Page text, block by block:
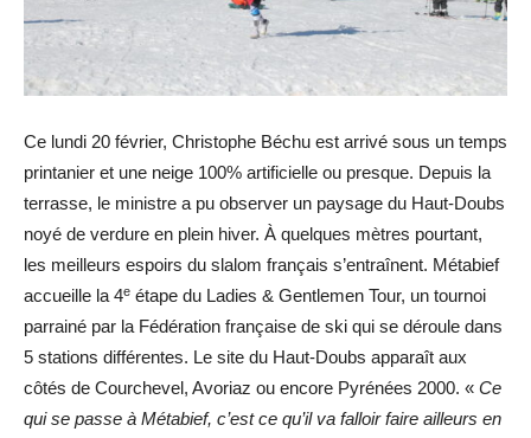
Ce lundi 20 février, Christophe Béchu est arrivé sous un temps
printanier et une neige 100% artificielle ou presque. Depuis la
terrasse, le ministre a pu observer un paysage du Haut-Doubs
noyé de verdure en plein hiver. À quelques mètres pourtant,
les meilleurs espoirs du slalom français s’entraînent. Métabief
accueille la 4e étape du Ladies & Gentlemen Tour, un tournoi
parrainé par la Fédération française de ski qui se déroule dans
5 stations différentes. Le site du Haut-Doubs apparaît aux
côtés de Courchevel, Avoriaz ou encore Pyrénées 2000. « Ce
qui se passe à Métabief, c’est ce qu’il va falloir faire ailleurs en